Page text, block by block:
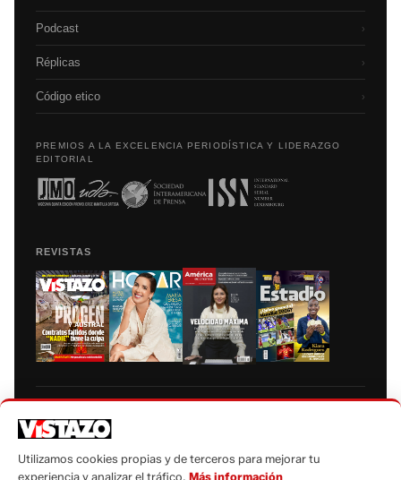
Podcast ›
Réplicas ›
Código etico ›
PREMIOS A LA EXCELENCIA PERIODÍSTICA Y LIDERAZGO
EDITORIAL
REVISTAS
autorización escrita de su titular, de todos los contenidos de Vistazo.com.
Utilizamos cookies propias y de terceros para mejorar tu
experiencia y analizar el tráfico. Más información